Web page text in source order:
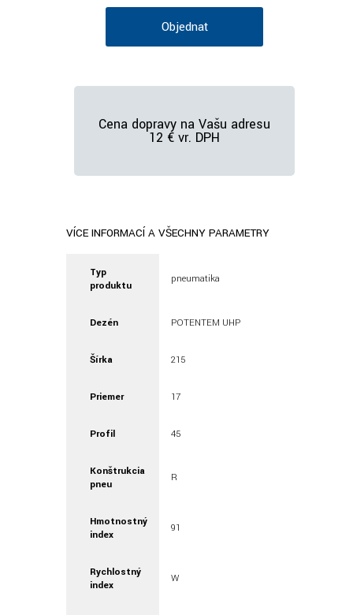
Objednať
Cena dopravy na Vašu adresu
12 € vr. DPH
VÍCE INFORMACÍ A VŠECHNY PARAMETRY
Typ
produktu
pneumatika
Dezén POTENTEM UHP
Šírka 215
Priemer 17
Profil 45
Konštrukcia
pneu
R
Hmotnostný
index
91
Rychlostný
index
W